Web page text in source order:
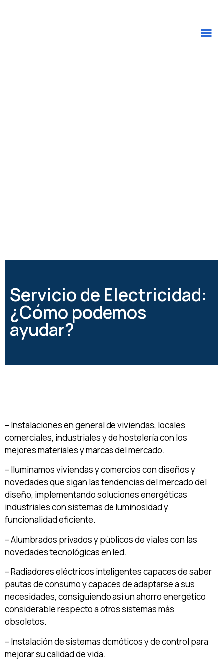
Servicio de Electricidad:
¿Cómo podemos
ayudar?
– Instalaciones en general de viviendas, locales
comerciales, industriales y de hostelería con los
mejores materiales y marcas del mercado.
– Iluminamos viviendas y comercios con diseños y
novedades que sigan las tendencias del mercado del
diseño, implementando soluciones energéticas
industriales con sistemas de luminosidad y
funcionalidad eficiente.
– Alumbrados privados y públicos de viales con las
novedades tecnológicas en led.
– Radiadores eléctricos inteligentes capaces de saber
pautas de consumo y capaces de adaptarse a sus
necesidades, consiguiendo así un ahorro energético
considerable respecto a otros sistemas más
obsoletos.
– Instalación de sistemas domóticos y de control para
mejorar su calidad de vida.